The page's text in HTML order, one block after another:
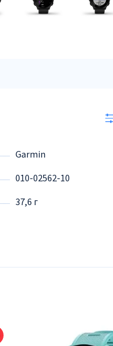
Garmin
010-02562-10
37,6 г